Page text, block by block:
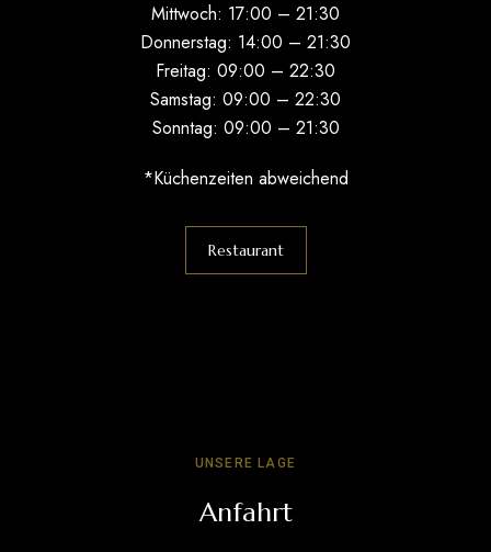
Mittwoch: 17:00 – 21:30
Donnerstag: 14:00 – 21:30
Freitag: 09:00 – 22:30
Samstag: 09:00 – 22:30
Sonntag: 09:00 – 21:30
*Küchenzeiten abweichend
Restaurant
UNSERE LAGE
Anfahrt